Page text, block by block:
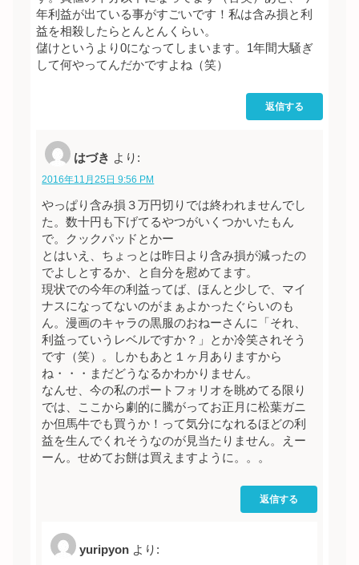
年利益が出ている事がすごいです！私は含み損と利
益を相殺したらとんとんくらい。
儲けというより0になってしまいます。1年間大騒ぎ
して何やってんだかですよね（笑）
返信する
はづき より:
2016年11月25日 9:56 PM
やっぱり含み損３万円切りでは終われませんでし
た。数十円も下げてるやつがいくつかいたもん
で。クックパッドとかー
とはいえ、ちょっとは昨日より含み損が減ったの
でよしとするか、と自分を慰めてます。
現状での今年の利益ってば、ほんと少しで、マイ
ナスになってないのがまぁよかったぐらいのも
ん。漫画のキャラの黒服のおねーさんに「それ、
利益っていうレベルですか？」とか冷笑されそう
です（笑）。しかもあと１ヶ月ありますから
ね・・・まだどうなるかわかりません。
なんせ、今の私のポートフォリオを眺めてる限り
では、ここから劇的に騰がってお正月に松葉ガニ
か但馬牛でも買うか！って気分になれるほどの利
益を生んでくれそうなのが見当たりません。えー
ーん。せめてお餅は買えますように。。。
返信する
yuripyon より: